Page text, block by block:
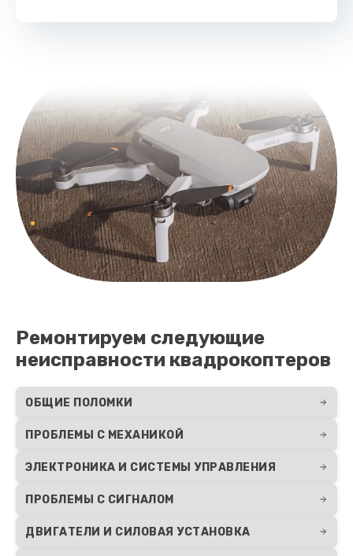
Ремонтируем следующие
неисправности квадрокоптеров
ОБЩИЕ ПОЛОМКИ
ПРОБЛЕМЫ С МЕХАНИКОЙ
ЭЛЕКТРОНИКА И СИСТЕМЫ УПРАВЛЕНИЯ
ПРОБЛЕМЫ С СИГНАЛОМ
ДВИГАТЕЛИ И СИЛОВАЯ УСТАНОВКА